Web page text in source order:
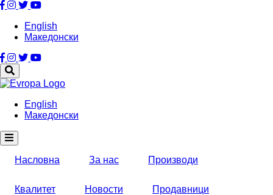
Skip
main
content
English
Македонски
English
Македонски
Насловна За нас Производи
Квалитет Новости Продавници